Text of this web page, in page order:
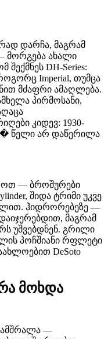
დარჩა, მაგრამ
მორგება ახალი
შექმნეს DH-Series:
Imperial, თუმცა
მძაფრი ამაღლება.
პირმოსანი,
კიდევ: 1930-
წელი არ დაწერილა
— ბროშურები
შიდა ტრიმი უკვე
ჰიდრორებეზე —
მაგრამ
უშვებდნენ. გრილი
პოჩშიანი რფლეტი
DeSoto
მოხდა
—